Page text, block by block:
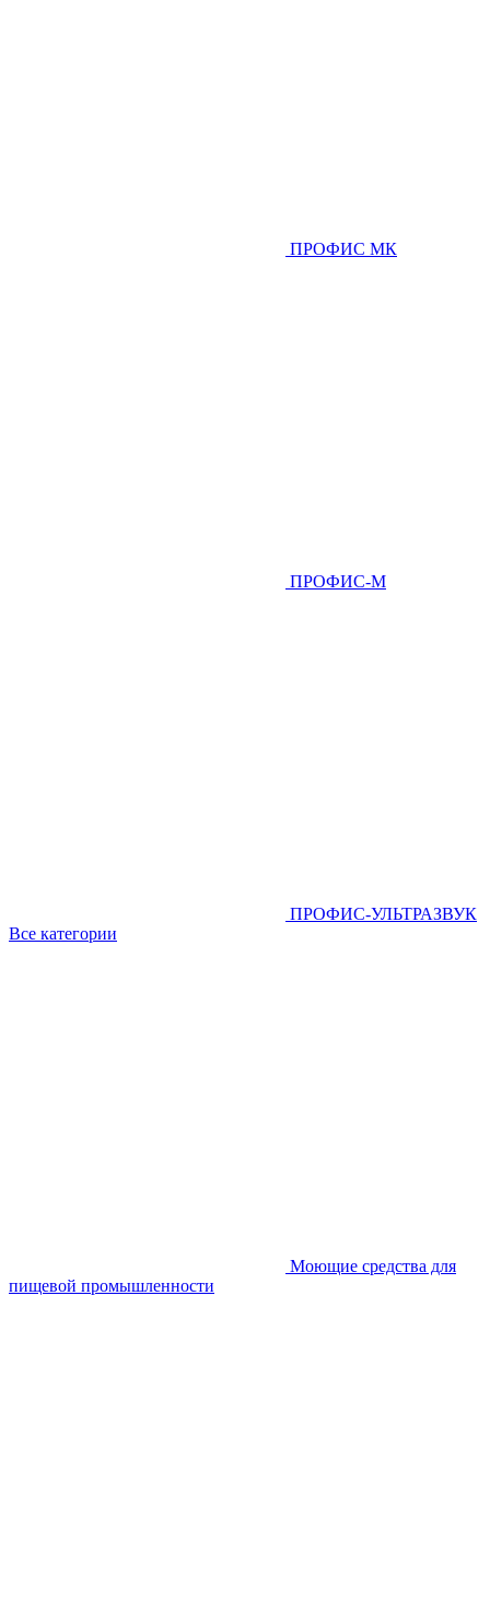
ПРОФИС МК
ПРОФИС-М
ПРОФИС-УЛЬТРАЗВУК
Все категории
Моющие средства для
пищевой промышленности